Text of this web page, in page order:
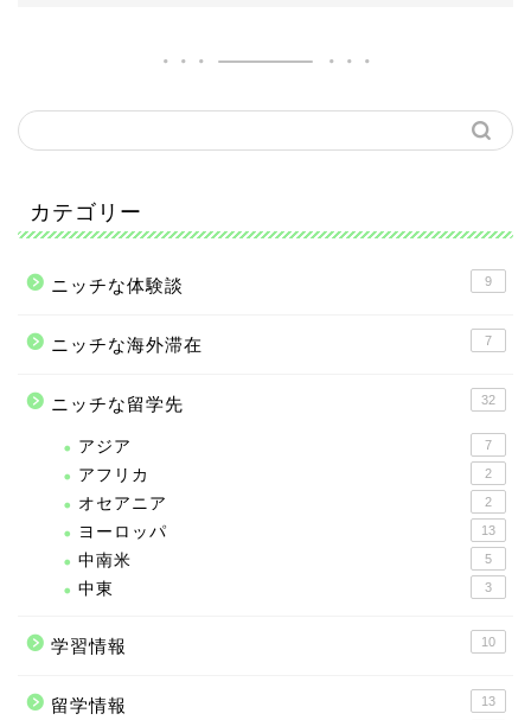
カテゴリー
ニッチな体験談 9
ニッチな海外滞在 7
ニッチな留学先 32
アジア 7
アフリカ 2
オセアニア 2
ヨーロッパ 13
中南米 5
中東 3
学習情報 10
留学情報 13